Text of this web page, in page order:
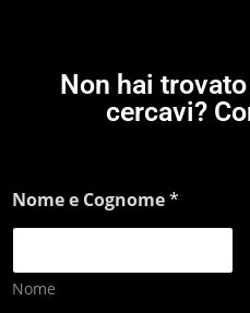
Non hai
cercavi?
Nome e Cognome*
Nome